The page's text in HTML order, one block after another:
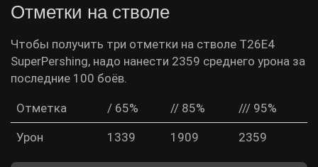
Отметки на стволе
Чтобы получить три отметки на стволе T26E4
SuperPershing, надо нанести 2359 среднего урона за
последние 100 боёв.
Отметка / 65% // 85% /// 95%
Урон 1339 1909 2359